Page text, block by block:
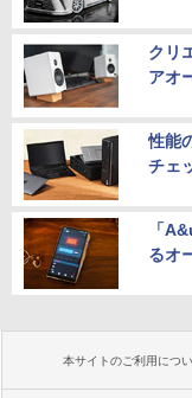
クリ
アオ
性能
チェ
「
るオ
本サイトのご利用につ